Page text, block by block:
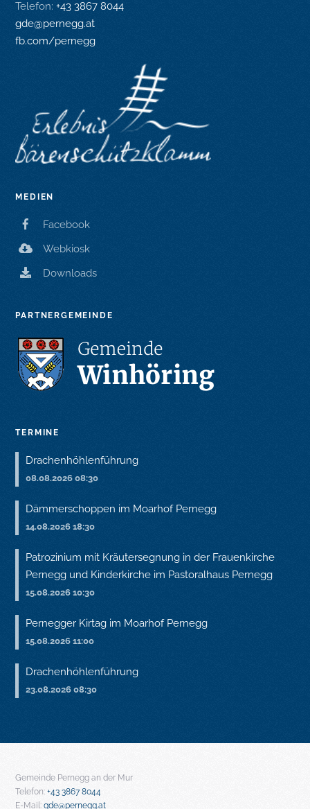
Telefon:+43 3867 8044
gde@pernegg.at
fb.com/pernegg
MEDIEN
Facebook
Webkiosk
Downloads
PARTNERGEMEINDE
TERMINE
Drachenhöhlenführung
08.08.2026 08:30
Dämmerschoppen im Moarhof Pernegg
14.08.2026 18:30
Patrozinium mit Kräutersegnung in der Frauenkirche
Pernegg und Kinderkirche im Pastoralhaus Pernegg
15.08.2026 10:30
Pernegger Kirtag im Moarhof Pernegg
15.08.2026 11:00
Drachenhöhlenführung
23.08.2026 08:30
Gemeinde Pernegg an der Mur
Telefon: +43 3867 8044
E-Mail: gde@pernegg.at